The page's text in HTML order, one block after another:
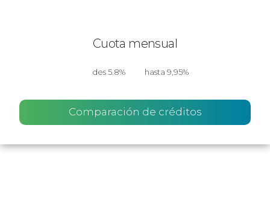
Cuota mensual
des 5.8% hasta 9,95%
Comparación de créditos